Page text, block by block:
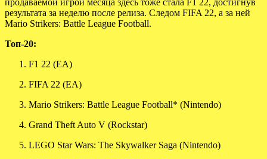
результата за неделю после релиза. Следом FIFA 22, а за ней
Mario Strikers: Battle League Football.
Топ-20:
F1 22 (EA)
FIFA 22 (EA)
Mario Strikers: Battle League Football* (Nintendo)
Grand Theft Auto V (Rockstar)
LEGO Star Wars: The Skywalker Saga (Nintendo)